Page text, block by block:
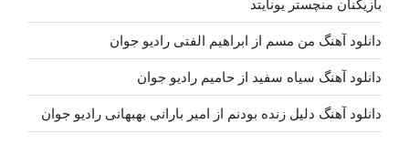
بازیکنان منچستر یونایتد
دانلود آهنگ من مسم از ابراهیم الفتی رادیو جوان
دانلود آهنگ سیاه سفید از حامیم رادیو جوان
دانلود آهنگ دلیل زنده بودنم از امیر بارانی بهبهانی رادیو جوان